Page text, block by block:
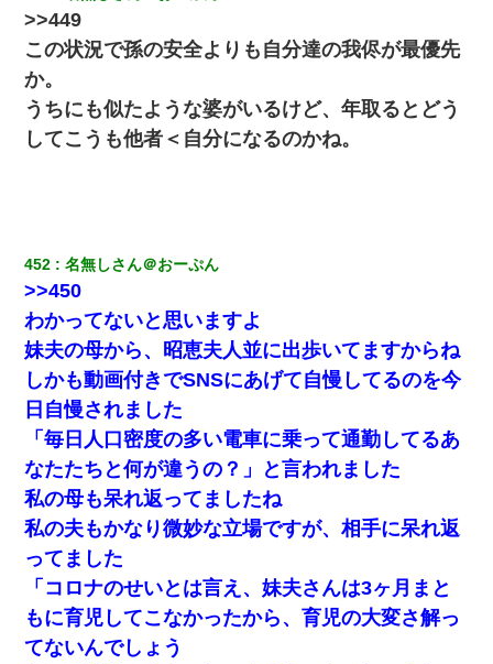
毎日兄の話をしていたA子が事故で亡くなった。→Ａ子のお
母さんの話に驚愕…
嫁に不倫されたから嫁と不倫相手に1000万の慰謝料請求し
た
てもらおう』友人達を家に連れ帰ってホームパーティー→
俺『皆に祝えてもらえて良かったな！』→
>>449
この状況で孫の安全よりも自分達の我侭が最優先
か。
うちにも似たような婆がいるけど、年取るとどう
してこうも他者＜自分になるのかね。
452 名無しさん＠おーぷん
>>450
わかってないと思いますよ
妹夫の母から、昭恵夫人並に出歩いてますからね
しかも動画付きでSNSにあげて自慢してるのを今
日自慢されました
「毎日人口密度の多い電車に乗って通勤してるあ
なたたちと何が違うの？」と言われました
私の母も呆れ返ってましたね
私の夫もかなり微妙な立場ですが、相手に呆れ返
ってました
「コロナのせいとは言え、妹夫さんは3ヶ月まと
もに育児してこなかったから、育児の大変さ解っ
てないんでしょう